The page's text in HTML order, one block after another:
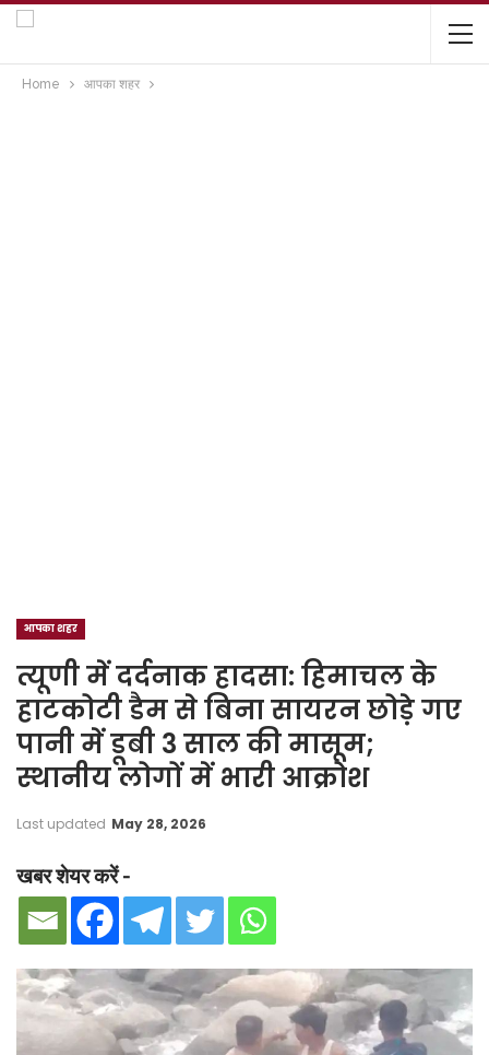
Home आपका शहर
आपका शहर
त्यूणी में दर्दनाक हादसा: हिमाचल के
हाटकोटी डैम से बिना सायरन छोड़े गए
पानी में डूबी 3 साल की मासूम;
स्थानीय लोगों में भारी आक्रोश
Last updated May 28, 2026
खबर शेयर करें -